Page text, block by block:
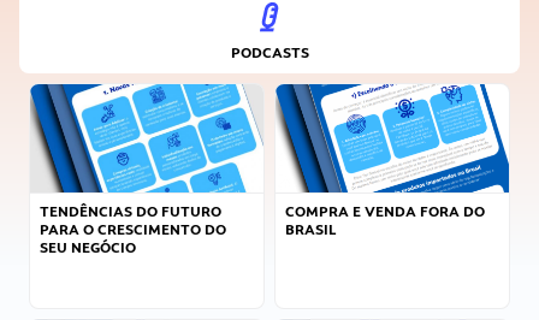
PODCASTS
TENDÊNCIAS DO FUTURO
PARA O CRESCIMENTO DO
SEU NEGÓCIO
COMPRA E VENDA FORA DO
BRASIL